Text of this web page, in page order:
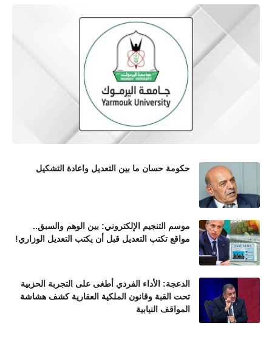
حكومة حسان ما بين التعديل واعادة التشكيل
موسم التنجيم الإلكتروني: بين الوهم والسبق..
مواقع تكتب التعديل قبل أن يكتب التعديل الوزاري!
الدعجة: الأداء الفردي أطغى على التجربة الحزبية
تحت القبة وقانون الملكية العقارية كشف هشاشة
المواقف النيابية